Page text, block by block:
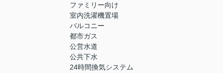
ファミリー向け
室内洗濯機置場
バルコニー
都市ガス
公営水道
公共下水
24時間換気システム